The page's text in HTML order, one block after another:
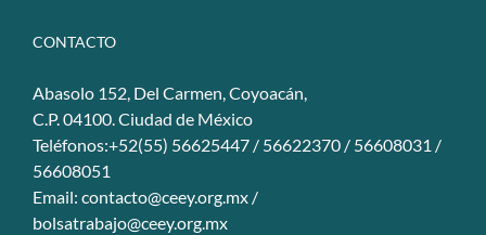
CONTACTO
Abasolo 152, Del Carmen, Coyoacán,
C.P. 04100. Ciudad de México
Teléfonos:+52(55) 56625447 / 56622370 / 56608031 /
56608051
Email: contacto@ceey.org.mx /
bolsatrabajo@ceey.org.mx